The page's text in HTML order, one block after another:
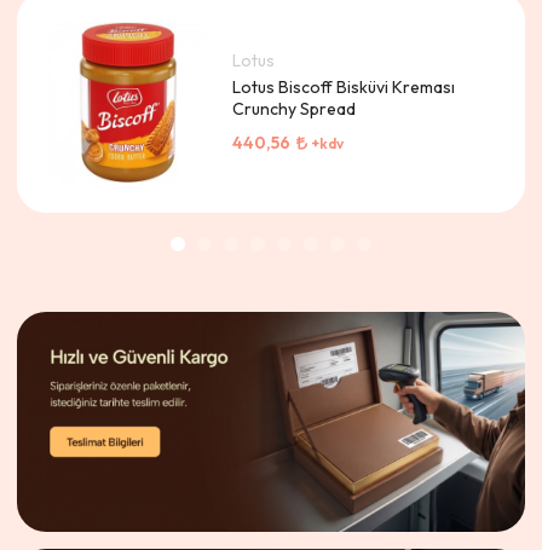
Lotus
Lotus Biscoff Bisküvi Kreması
Crunchy Spread
440,56
+kdv